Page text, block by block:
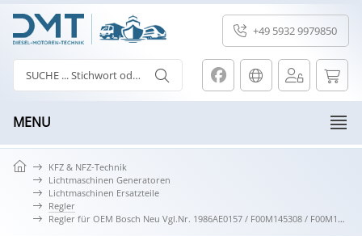
+49 5932 9979850
MENU
KFZ & NFZ-Technik
Lichtmaschinen Generatoren
Lichtmaschinen Ersatzteile
Regler
Regler für OEM Bosch Neu Vgl.Nr. 1986AE0157 / F00M145308 / F00M145322